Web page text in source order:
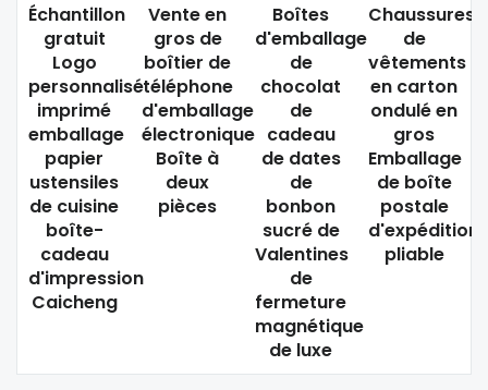
Échantillon
gratuit
Logo
personnalisé
imprimé
emballage
papier
ustensiles
de cuisine
boîte-
cadeau
d'impression
Caicheng
Vente en
gros de
boîtier de
téléphone
d'emballage
électronique
Boîte à
deux
pièces
Boîtes
d'emballage
de
chocolat
de
cadeau
de dates
de
bonbon
sucré de
Valentines
de
fermeture
magnétique
de luxe
Chaussures
de
vêtements
en carton
ondulé en
gros
Emballage
de boîte
postale
d'expédition
pliable